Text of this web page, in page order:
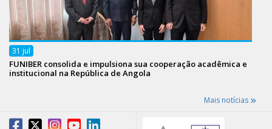
31 jul
FUNIBER consolida e impulsiona sua cooperação acadêmica e
institucional na República de Angola
Mais notícias